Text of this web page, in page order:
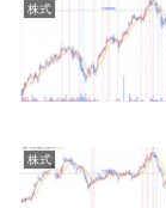
株式
株式